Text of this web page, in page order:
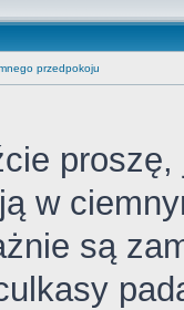
przedpokoju
w
są